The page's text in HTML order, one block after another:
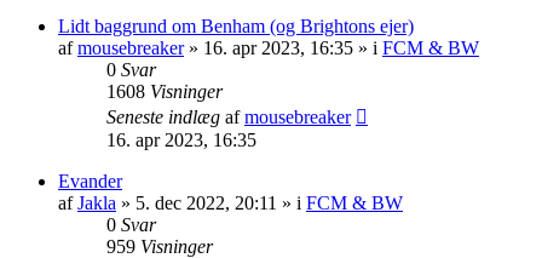
Lidt baggrund om Benham (og Brightons ejer)
afmousebreaker» 16. apr 2023, 16:35 » i FCM & BW
0 Svar
1608 Visninger
Seneste indlæg afmousebreaker
16. apr 2023, 16:35
Evander
afJakla » 5. dec 2022, 20:11 » i FCM & BW
0 Svar
959 Visninger